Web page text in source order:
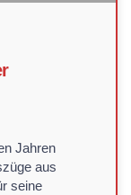
Jahren
aus
seine